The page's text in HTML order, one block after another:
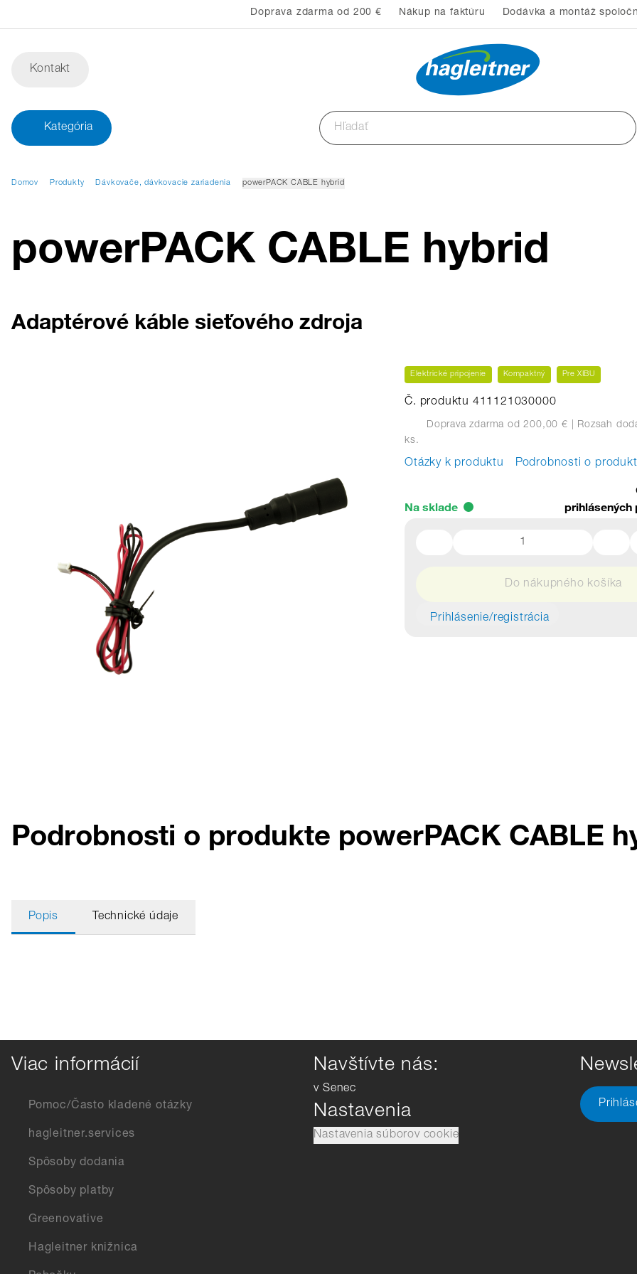
Doprava zdarma od 200 € Nákup na faktúru Dodávka a montáž
Kontakt
Kategória
Domov Produkty Dávkovače, dávkovacie zariadenia powerPACK CABLE hybrid
powerPACK CABLE hybrid
Adaptérové káble sieťového zdroja
Elektrické pripojenie Kompaktný Pre XIBU
Č. produktu 411121030000
Doprava zdarma od 200,00 € | Rozsah
ks.
Otázky k produktu Podrobnosti o
Na sklade
prihlásených
Do nákupného košíka
Prihlásenie/registrácia
Podrobnosti o produkte powerPACK CABLE
Popis Technické údaje
Viac informácií
Pomoc/Často kladené otázky
hagleitner.services
Spôsoby dodania
Spôsoby platby
Greenovative
Hagleitner knižnica
Navštívte nás:
v Senec
Nastavenia
Nastavenia súborov cookie